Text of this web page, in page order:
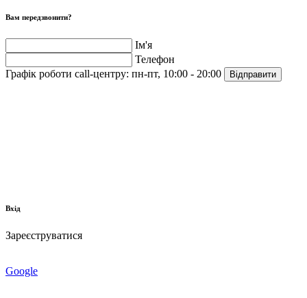
Вам передзвонити?
Ім'я
Телефон
Графік роботи call-центру: пн-пт, 10:00 - 20:00 Відправити
Вхід
Зареєструватися
Google